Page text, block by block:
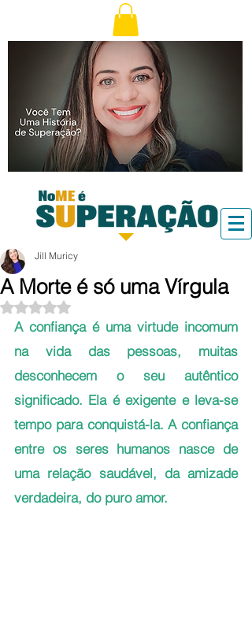
A Morte é só uma Vírgula
Jill Muricy
Avaliado com NaN de 5 estrelas.
A confiança é uma virtude incomum
na vida das pessoas, muitas
desconhecem o seu autêntico
significado. Ela é exigente e leva-se
tempo para conquistá-la. A confiança
entre os seres humanos nasce de
uma relação saudável, da amizade
verdadeira, do puro amor.